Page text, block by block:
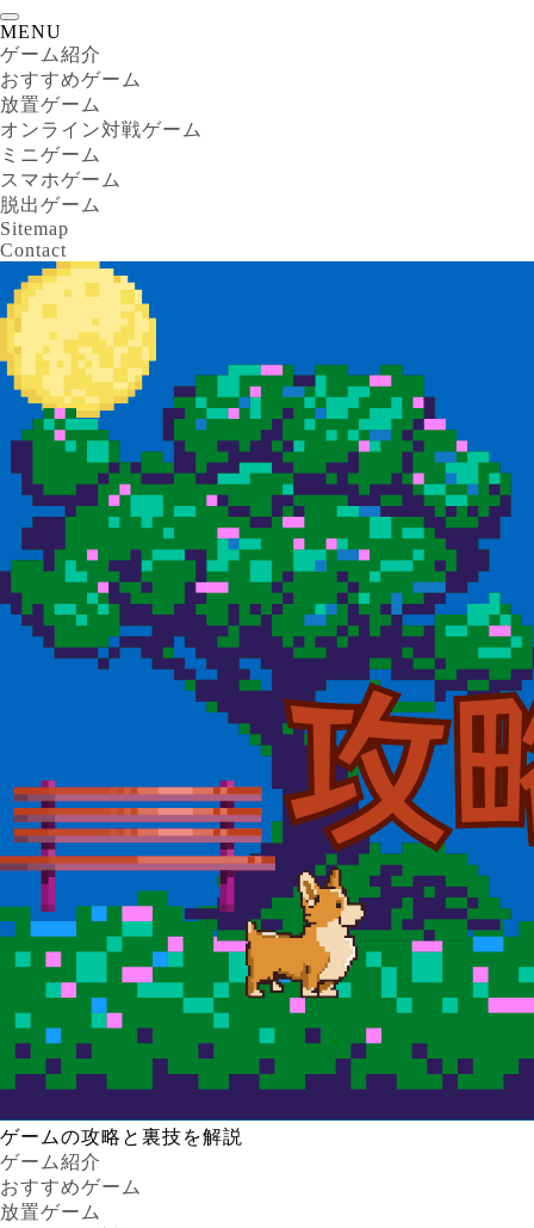
MENU
ゲーム紹介
おすすめゲーム
放置ゲーム
オンライン対戦ゲーム
ミニゲーム
スマホゲーム
脱出ゲーム
Sitemap
Contact
ゲームの攻略と裏技を解説
ゲーム紹介
おすすめゲーム
放置ゲーム